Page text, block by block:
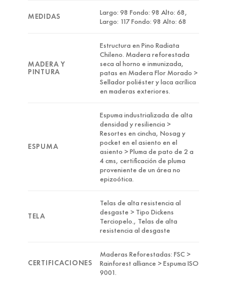
MEDIDAS
Largo: 98 Fondo: 98 Alto: 68,
Largo: 117 Fondo: 98 Alto: 68
MADERA Y
PINTURA
Estructura en Pino Radiata
Chileno. Madera reforestada
seca al horno e inmunizada,
patas en Madera Flor Morado >
Sellador poliéster y laca acrílica
en maderas exteriores.
ESPUMA
Espuma industrializada de alta
densidad y resiliencia >
Resortes en cincha, Nosag y
pocket en el asiento en el
asiento > Pluma de pato de 2 a
4 cms, certificación de pluma
proveniente de un área no
epizoótica.
TELA
Telas de alta resistencia al
desgaste > Tipo Dickens
Terciopelo., Telas de alta
resistencia al desgaste
CERTIFICACIONES
Maderas Reforestadas: FSC >
Rainforest alliance > Espuma ISO
9001.